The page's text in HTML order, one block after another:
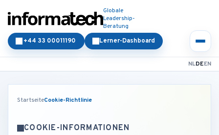
Globale
Leadership-
Beratung
Lerner-Dashboard
+44 33 00011190
NLDEEN
StartseiteCookie-Richtlinie
COOKIE-INFORMATIONEN